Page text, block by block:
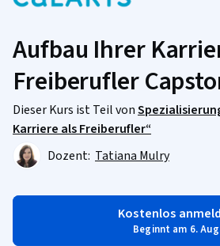
Aufbau Ihrer
Freiberufler
Dieser Kurs ist Teil von
Karriere als Freiberufler“
Dozent: Tatiana Mulry
Kostenlos
Beginnt am 6.